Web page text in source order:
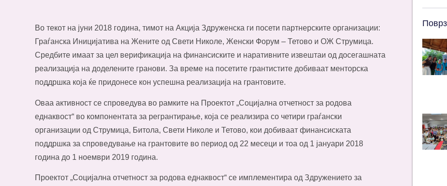
Во текот на јуни 2018 година, тимот на Акција Здруженска ги посети партнерските организации:
Граѓанска Иницијатива на Жените од Свети Николе, Женски Форум – Тетово и ОЖ Струмица.
Средбите имаат за цел верификација на финансиските и наративните извештаи од досегашната
реализација на доделените гранови. За време на посетите грантистите добиваат менторска
поддршка која ќе придонесе кон успешна реализација на грантовите.
Оваа активност се спроведува во рамките на Проектот „Социјална отчетност за родова
еднаквост“ во компонентата за регрантирање, која се реализира со четири граѓански
организации од Струмица, Битола, Свети Николе и Тетово, кои добиваат финансиската
поддршка за спроведување на грантовите во период од 22 месеци и тоа од 1 јануари 2018
година до 1 ноември 2019 година.
Проектот „Социјална отчетност за родова еднаквост“ се имплементира од Здружението за